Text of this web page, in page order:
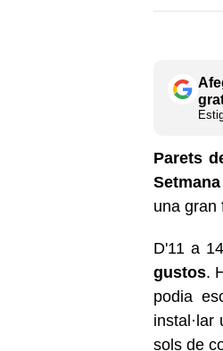
Parets
una gran
D'11 a
gustos.
podia
sols de